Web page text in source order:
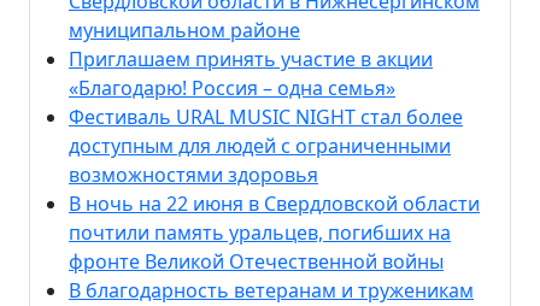
муниципальном районе
Приглашаем принять участие в акции
«Благодарю! Россия – одна семья»
Фестиваль URAL MUSIC NIGHT стал более
доступным для людей с ограниченными
возможностями здоровья
В ночь на 22 июня в Свердловской области
почтили память уральцев, погибших на
фронте Великой Отечественной войны
В благодарность ветеранам и труженикам